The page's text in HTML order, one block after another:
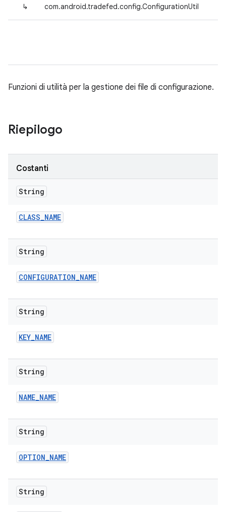
↳ com.android.tradefed.config.ConfigurationUtil
Funzioni di utilità per la gestione dei file di configurazione.
Riepilogo
Costanti
String
CLASS_NAME
String
CONFIGURATION_NAME
String
KEY_NAME
String
NAME_NAME
String
OPTION_NAME
String